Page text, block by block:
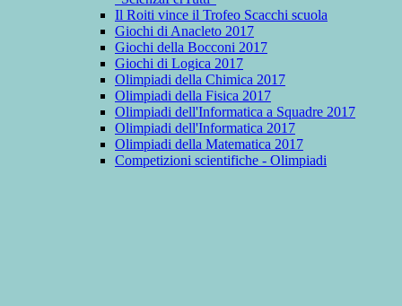
Il Roiti vince il Trofeo Scacchi scuola
Giochi di Anacleto 2017
Giochi della Bocconi 2017
Giochi di Logica 2017
Olimpiadi della Chimica 2017
Olimpiadi della Fisica 2017
Olimpiadi dell'Informatica a Squadre 2017
Olimpiadi dell'Informatica 2017
Olimpiadi della Matematica 2017
Competizioni scientifiche - Olimpiadi